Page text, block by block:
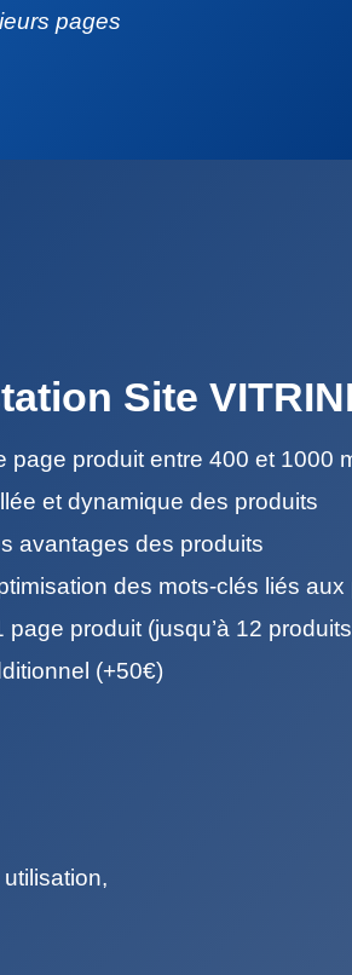
pages
Site
page produit entre 400 et 1000
et dynamique des produits
avantages des produits
des mots-clés liés aux
page produit (jusqu’à 12
(+50€)